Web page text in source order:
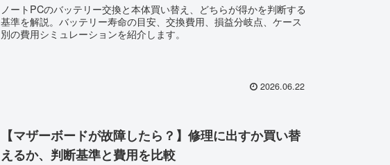
ノートPCのバッテリー交換と本体買い替え、どちらが得かを判断する
基準を解説。バッテリー寿命の目安、交換費用、損益分岐点、ケース
別の費用シミュレーションを紹介します。
2026.06.22
【マザーボードが故障したら？】修理に出すか買い替
えるか、判断基準と費用を比較